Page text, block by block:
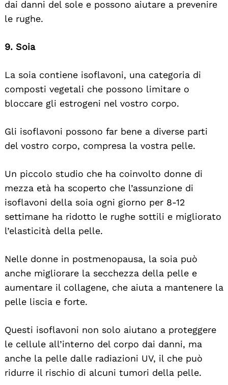
dai danni del sole e possono aiutare a prevenire
le rughe.
9. Soia
La soia contiene isoflavoni, una categoria di
composti vegetali che possono limitare o
bloccare gli estrogeni nel vostro corpo.
Gli isoflavoni possono far bene a diverse parti
del vostro corpo, compresa la vostra pelle.
Un piccolo studio che ha coinvolto donne di
mezza età ha scoperto che l’assunzione di
isoflavoni della soia ogni giorno per 8-12
settimane ha ridotto le rughe sottili e migliorato
l’elasticità della pelle.
Nelle donne in postmenopausa, la soia può
anche migliorare la secchezza della pelle e
aumentare il collagene, che aiuta a mantenere la
pelle liscia e forte.
Questi isoflavoni non solo aiutano a proteggere
le cellule all’interno del corpo dai danni, ma
anche la pelle dalle radiazioni UV, il che può
ridurre il rischio di alcuni tumori della pelle.